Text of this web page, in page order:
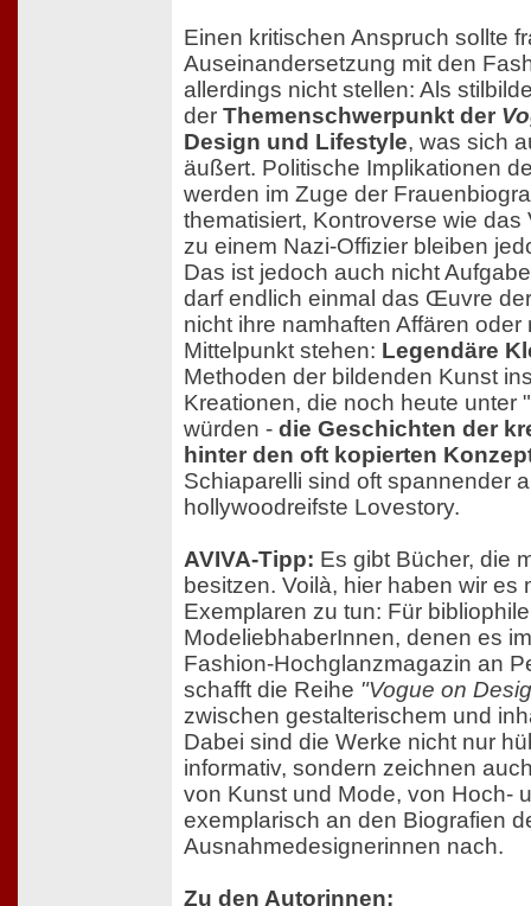
Einen kritischen Anspruch sollte
Auseinandersetzung mit den
allerdings nicht stellen: Als
der Themenschwerpunkt der
Design und Lifestyle, was sich
äußert. Politische Implikationen
werden im Zuge der
thematisiert, Kontroverse wie das
zu einem Nazi-Offizier bleiben
Das ist jedoch auch nicht
darf endlich einmal das Œuvre
nicht ihre namhaften Affären
Mittelpunkt stehen: Legendäre
Methoden der bildenden Kunst
Kreationen, die noch heute unter
würden - die Geschichten der
hinter den oft kopierten
Schiaparelli sind oft spannender
hollywoodreifste Lovestory.
AVIVA-Tipp: Es gibt Bücher, die
besitzen. Voilà, hier haben wir es
Exemplaren zu tun: Für bibliophile
ModeliebhaberInnen, denen es
Fashion-Hochglanzmagazin an
schafft die Reihe "Vogue on
zwischen gestalterischem und
Dabei sind die Werke nicht nur
informativ, sondern zeichnen
von Kunst und Mode, von Hoch-
exemplarisch an den Biografien
Ausnahmedesignerinnen nach.
Zu den Autorinnen: